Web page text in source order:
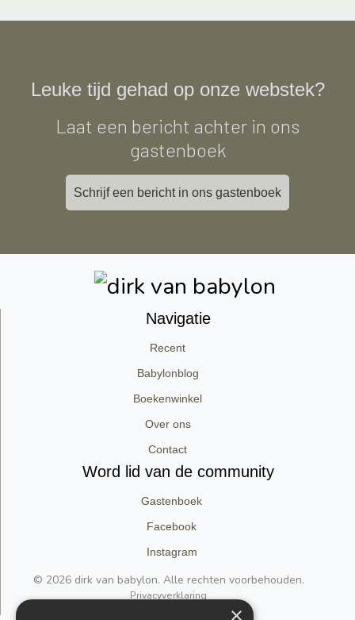
Leuke tijd gehad op onze webstek?
Laat een bericht achter in ons
gastenboek
Schrijf een bericht in ons gastenboek
Navigatie
Recent
Babylonblog
Boekenwinkel
Over ons
Contact
Word lid van de community
Gastenboek
Facebook
Instagram
© 2026 dirk van babylon. Alle rechten voorbehouden.
Privacyverklaring